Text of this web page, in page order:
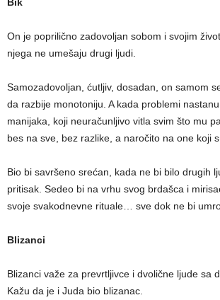
On je poprilično zadovoljan sobom i svojim
njega ne umešaju drugi ljudi.
Samozadovoljan, ćutljiv, dosadan, on samom
da razbije monotoniju. A kada problemi
manijaka, koji neuračunljivo vitla svim što mu
bes na sve, bez razlike, a naročito na one koji
Bio bi savršeno srećan, kada ne bi bilo drugih
pritisak. Sedeo bi na vrhu svog brdašca i
svoje svakodnevne rituale… sve dok ne bi
Blizanci
Blizanci važe za prevrtljivce i dvolične ljude sa
Kažu da je i Juda bio blizanac.